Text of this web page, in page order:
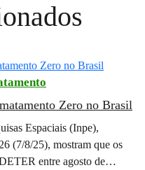
Zero no Brasil
Espaciais (Inpe),
(7/8/25), mostram que os
entre agosto de